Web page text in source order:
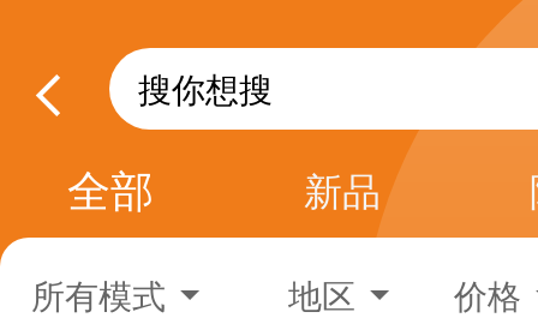
全部 新品
所有模式 地区 价格